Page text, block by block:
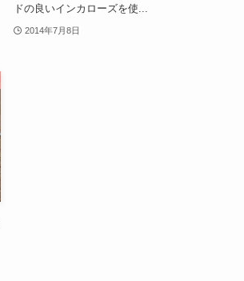
ドの良いインカローズを使...
2014年7月8日